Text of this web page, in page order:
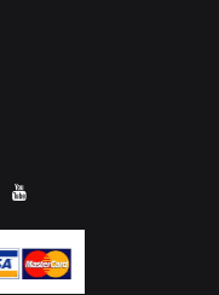
Youtube